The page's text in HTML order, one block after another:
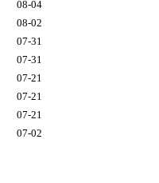
08-04
08-02
07-31
07-31
07-21
07-21
07-21
07-02